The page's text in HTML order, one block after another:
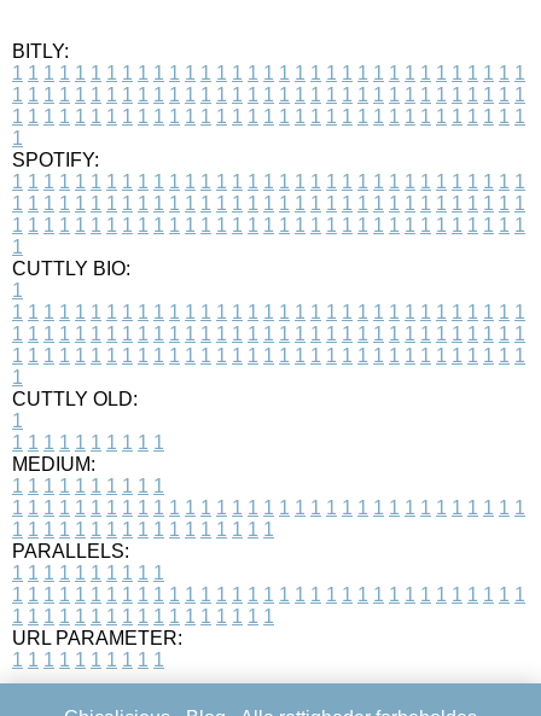
BITLY:
1 1 1 1 1 1 1 1 1 1 1 1 1 1 1 1 1 1 1 1 1 1 1 1 1 1 1 1 1 1 1 1 1
1 1 1 1 1 1 1 1 1 1 1 1 1 1 1 1 1 1 1 1 1 1 1 1 1 1 1 1 1 1 1 1 1
1 1 1 1 1 1 1 1 1 1 1 1 1 1 1 1 1 1 1 1 1 1 1 1 1 1 1 1 1 1 1 1 1
1
SPOTIFY:
1 1 1 1 1 1 1 1 1 1 1 1 1 1 1 1 1 1 1 1 1 1 1 1 1 1 1 1 1 1 1 1 1
1 1 1 1 1 1 1 1 1 1 1 1 1 1 1 1 1 1 1 1 1 1 1 1 1 1 1 1 1 1 1 1 1
1 1 1 1 1 1 1 1 1 1 1 1 1 1 1 1 1 1 1 1 1 1 1 1 1 1 1 1 1 1 1 1 1
1
CUTTLY BIO:
1
1 1 1 1 1 1 1 1 1 1 1 1 1 1 1 1 1 1 1 1 1 1 1 1 1 1 1 1 1 1 1 1 1
1 1 1 1 1 1 1 1 1 1 1 1 1 1 1 1 1 1 1 1 1 1 1 1 1 1 1 1 1 1 1 1 1
1 1 1 1 1 1 1 1 1 1 1 1 1 1 1 1 1 1 1 1 1 1 1 1 1 1 1 1 1 1 1 1 1
1
CUTTLY OLD:
1
1 1 1 1 1 1 1 1 1 1
MEDIUM:
1 1 1 1 1 1 1 1 1 1
1 1 1 1 1 1 1 1 1 1 1 1 1 1 1 1 1 1 1 1 1 1 1 1 1 1 1 1 1 1 1 1 1
1 1 1 1 1 1 1 1 1 1 1 1 1 1 1 1 1
PARALLELS:
1 1 1 1 1 1 1 1 1 1
1 1 1 1 1 1 1 1 1 1 1 1 1 1 1 1 1 1 1 1 1 1 1 1 1 1 1 1 1 1 1 1 1
1 1 1 1 1 1 1 1 1 1 1 1 1 1 1 1 1
URL PARAMETER:
1 1 1 1 1 1 1 1 1 1